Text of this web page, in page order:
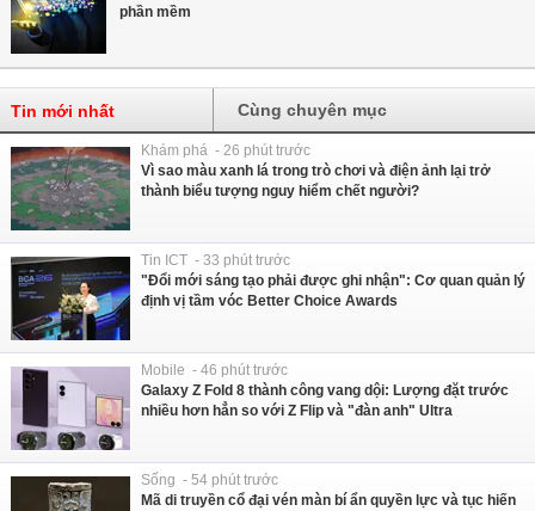
phần mềm
Tin mới nhất Cùng chuyên mục
Khám phá - 26 phút trước
Vì sao màu xanh lá trong trò chơi và điện ảnh lại trở
thành biểu tượng nguy hiểm chết người?
Tin ICT - 33 phút trước
"Đổi mới sáng tạo phải được ghi nhận": Cơ quan quản lý
định vị tầm vóc Better Choice Awards
Mobile - 46 phút trước
Galaxy Z Fold 8 thành công vang dội: Lượng đặt trước
nhiều hơn hẳn so với Z Flip và "đàn anh" Ultra
Sống - 54 phút trước
Mã di truyền cổ đại vén màn bí ẩn quyền lực và tục hiến